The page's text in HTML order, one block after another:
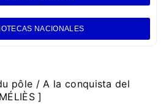
NACIONALES
pôle / A la conquista del
]